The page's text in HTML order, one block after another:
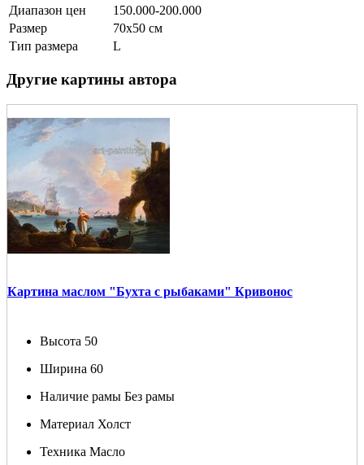
Диапазон цен
150.000-200.000
Размер
70х50 см
Тип размера
L
Другие картины автора
Картина маслом "Бухта с рыбаками" Кривонос
Высота 50
Ширина 60
Наличие рамы Без рамы
Материал Холст
Техника Масло